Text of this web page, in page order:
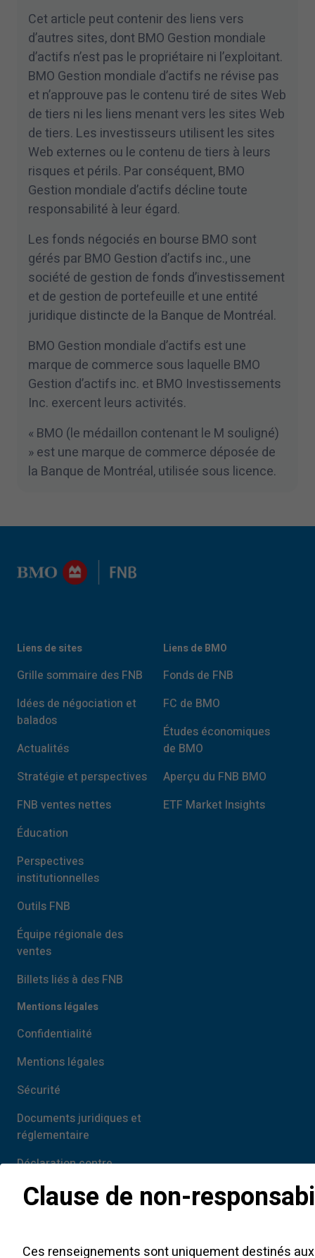
Cet article peut contenir des liens vers
d’autres sites, dont BMO Gestion mondiale
d’actifs n’est pas le propriétaire ni l’exploitant.
BMO Gestion mondiale d’actifs ne révise pas
et n’approuve pas le contenu tiré de sites Web
de tiers ni les liens menant vers les sites Web
de tiers. Les investisseurs utilisent les sites
Web externes ou le contenu de tiers à leurs
risques et périls. Par conséquent, BMO
Gestion mondiale d’actifs décline toute
responsabilité à leur égard.
Les fonds négociés en bourse BMO sont
gérés par BMO Gestion d’actifs inc., une
société de gestion de fonds d’investissement
et de gestion de portefeuille et une entité
juridique distincte de la Banque de Montréal.
BMO Gestion mondiale d’actifs est une
marque de commerce sous laquelle BMO
Gestion d’actifs inc. et BMO Investissements
Inc. exercent leurs activités.
« BMO (le médaillon contenant le M souligné)
» est une marque de commerce déposée de
la Banque de Montréal, utilisée sous licence.
Liens de sites
Grille sommaire des FNB
Idées de négociation et
balados
Actualités
Stratégie et perspectives
FNB ventes nettes
Éducation
Perspectives
institutionnelles
Outils FNB
Équipe régionale des
ventes
Billets liés à des FNB
Liens de BMO
Fonds de FNB
FC de BMO
Études économiques
de BMO
Aperçu du FNB BMO
ETF Market Insights
Mentions légales
Confidentialité
Mentions légales
Sécurité
Documents juridiques et
réglementaire
Déclaration contre
Clause de non-
Ces renseignements sont uniquement destinés